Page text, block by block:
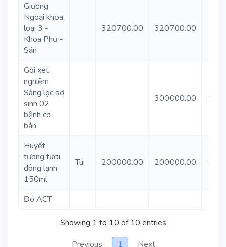
Giường
Ngoại khoa
loại 3 -
Khoa Phụ -
Sản
320700.00 320700.00
Gói xét
nghiệm
Sàng lọc sơ
sinh 02
bệnh cơ
bản
300000.00
Huyết
tương tươi
đông lạnh
150ml
Túi 200000.00 200000.00
Đo ACT
Showing 1 to 10 of 10 entries
Previous
1 Next